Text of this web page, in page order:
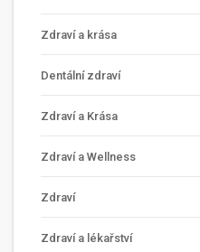
Zdraví a krása
Dentální zdraví
Zdraví a Krása
Zdraví a Wellness
Zdraví
Zdraví a lékařství